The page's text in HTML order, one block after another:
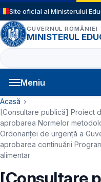
Sari la conținutul principal
Site oficial al Ministerului
GUVERNUL ROMÂNIEI
MINISTERUL
Caută
Meniu
Navigație
Cale de navigare
Acasă
[Consultare publică] Proiect
aprobarea Normelor
Ordonanței de urgență a
aprobarea continuării
alimentar